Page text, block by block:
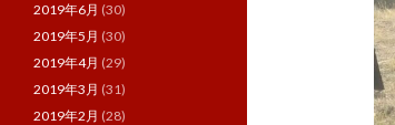
2019年6月 (30)
2019年5月 (30)
2019年4月 (29)
2019年3月 (31)
2019年2月 (28)